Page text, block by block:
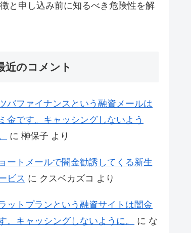
と申し込み前に知るべき危険性を解
近のコメント
バファイナンスという融資メールは
金です。キャッシングしないよう
に 榊保子 より
ートメールで闇金勧誘してくる新生
ビス に クスベカズコ より
ットプランという融資サイトは闇金
。キャッシングしないように。
に な